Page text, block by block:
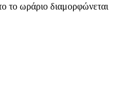
το ωράριο διαμορφώνεται